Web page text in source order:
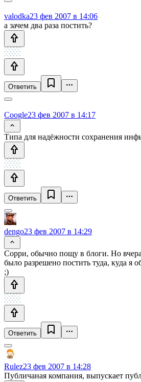
valodka23 фев 2007 в 14:06
а зачем два раза постить?
Ответить
Coogle23 фев 2007 в 14:17
Типа для надёжности сохранения
Ответить
dengo23 фев 2007 в 14:29
Сорри, обычно пощу в блоги. Но
было разрешено постить туда, куда я
;)
Ответить
Rulez23 фев 2007 в 14:28
Публичаная компания, выпускает